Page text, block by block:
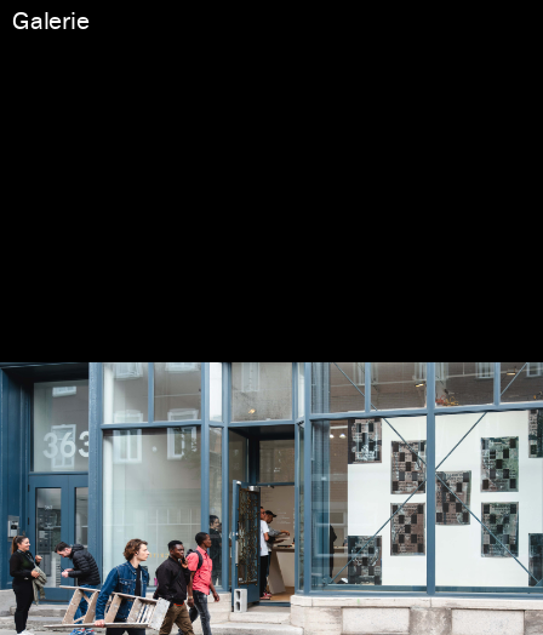
Galerie